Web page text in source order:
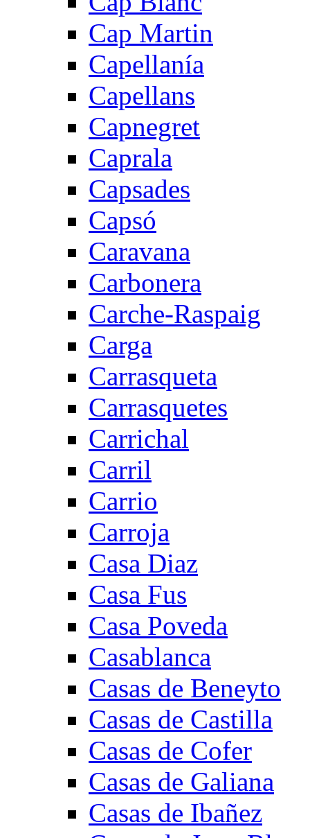
Cap Martin
Capellanía
Capellans
Capnegret
Caprala
Capsades
Capsó
Caravana
Carbonera
Carche-Raspaig
Carga
Carrasqueta
Carrasquetes
Carrichal
Carril
Carrio
Carroja
Casa Diaz
Casa Fus
Casa Poveda
Casablanca
Casas de Beneyto
Casas de Castilla
Casas de Cofer
Casas de Galiana
Casas de Ibañez